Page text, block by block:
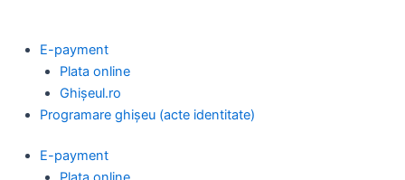
E-payment
Plata online
Ghișeul.ro
Programare ghișeu (acte identitate)
E-payment